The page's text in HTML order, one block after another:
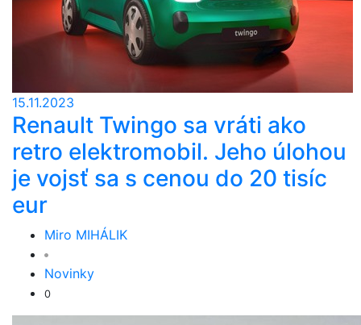
15.11.2023
Renault Twingo sa vráti ako
retro elektromobil. Jeho úlohou
je vojsť sa s cenou do 20 tisíc
eur
Miro MIHÁLIK
Novinky
0